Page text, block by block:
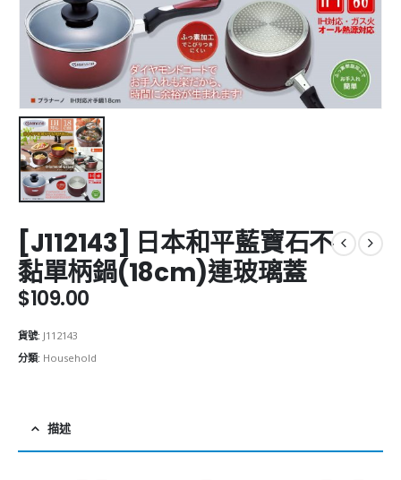
[J112143] 日本和平藍寶石不
黏單柄鍋(18cm)連玻璃蓋
$109.00
貨號: J112143
分類: Household
描述